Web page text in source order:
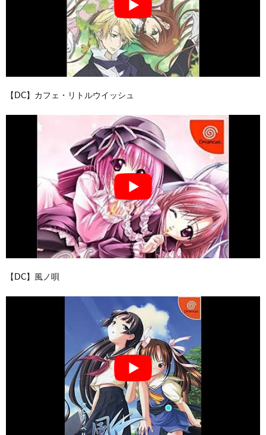
【DC】カフェ・リトルウイッシュ
【DC】風ノ唄